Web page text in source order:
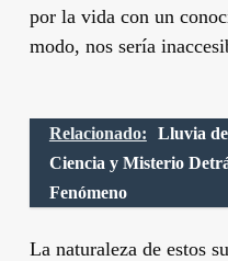
por la vida con un
modo, nos sería
Relacionado:
Lluvia
Ciencia y Misterio
Fenómeno
La naturaleza de estos